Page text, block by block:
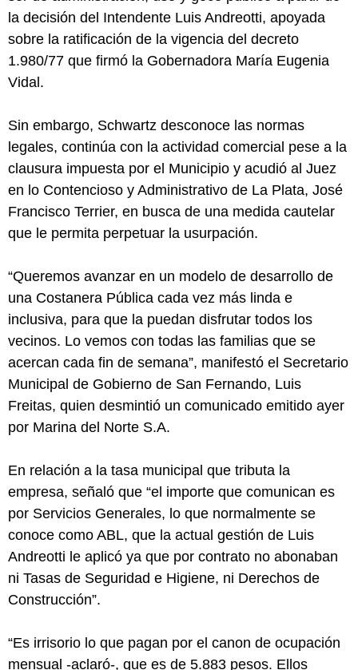
la decisión del Intendente Luis Andreotti, apoyada
sobre la ratificación de la vigencia del decreto
1.980/77 que firmó la Gobernadora María Eugenia
Vidal.
Sin embargo, Schwartz desconoce las normas
legales, continúa con la actividad comercial pese a la
clausura impuesta por el Municipio y acudió al Juez
en lo Contencioso y Administrativo de La Plata, José
Francisco Terrier, en busca de una medida cautelar
que le permita perpetuar la usurpación.
“Queremos avanzar en un modelo de desarrollo de
una Costanera Pública cada vez más linda e
inclusiva, para que la puedan disfrutar todos los
vecinos. Lo vemos con todas las familias que se
acercan cada fin de semana”, manifestó el Secretario
Municipal de Gobierno de San Fernando, Luis
Freitas, quien desmintió un comunicado emitido ayer
por Marina del Norte S.A.
En relación a la tasa municipal que tributa la
empresa, señaló que “el importe que comunican es
por Servicios Generales, lo que normalmente se
conoce como ABL, que la actual gestión de Luis
Andreotti le aplicó ya que por contrato no abonaban
ni Tasas de Seguridad e Higiene, ni Derechos de
Construcción”.
“Es irrisorio lo que pagan por el canon de ocupación
mensual -aclaró-, que es de 5.883 pesos. Ellos